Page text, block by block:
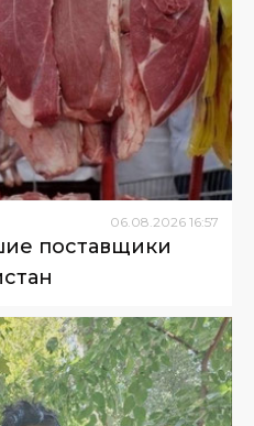
06.08.2026 16:57
поставщики